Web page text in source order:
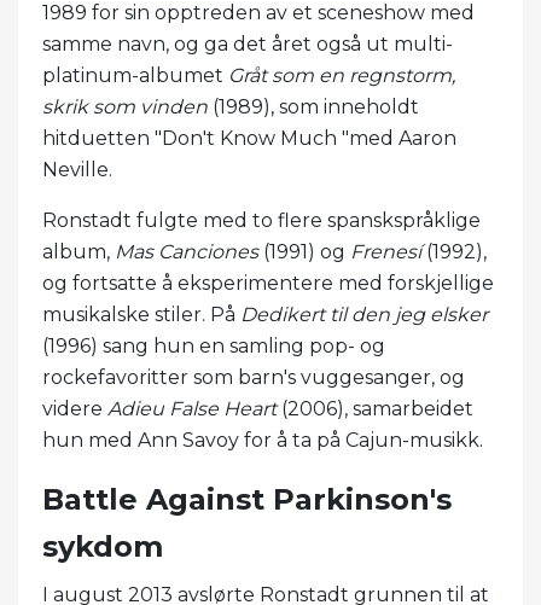
1989 for sin opptreden av et sceneshow med
samme navn, og ga det året også ut multi-
platinum-albumet Gråt som en regnstorm,
skrik som vinden (1989), som inneholdt
hitduetten "Don't Know Much "med Aaron
Neville.
Ronstadt fulgte med to flere spanskspråklige
album, Mas Canciones(1991) og Frenesí(1992),
og fortsatte å eksperimentere med forskjellige
musikalske stiler. På Dedikert til den jeg elsker
(1996) sang hun en samling pop- og
rockefavoritter som barn's vuggesanger, og
videre Adieu False Heart(2006), samarbeidet
hun med Ann Savoy for å ta på Cajun-musikk.
Battle Against Parkinson's
sykdom
I august 2013 avslørte Ronstadt grunnen til at